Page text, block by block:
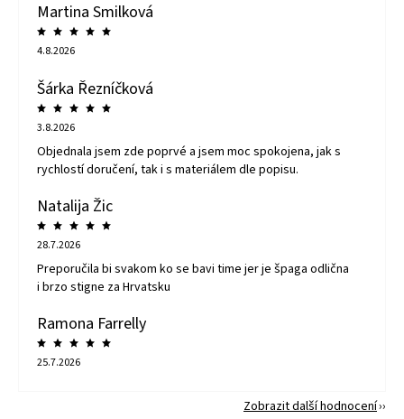
Martina Smilková
4.8.2026
Šárka Řezníčková
3.8.2026
Objednala jsem zde poprvé a jsem moc spokojena, jak s
rychlostí doručení, tak i s materiálem dle popisu.
Natalija Žic
28.7.2026
Preporučila bi svakom ko se bavi time jer je špaga odlična
i brzo stigne za Hrvatsku
Ramona Farrelly
25.7.2026
Zobrazit další hodnocení